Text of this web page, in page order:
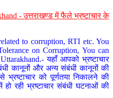
- उत्तराखण्ड में फैले भ्रष्टाचार के
to corruption, RTI etc. You
on Corruption, You can
यहाँ आपको भ्रष्टाचार
कानूनों और अन्य संबंधी कानूनों की
को पूर्णतया निकालने की
रही भ्रष्टाचार संबंधी घटनाओं की